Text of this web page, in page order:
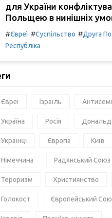
для України
Польщею в нинішніх
#Євреї #Суспільство #Друга
Республіка
Євреї Ізраїль
Україна Росія
Українці Європа Київ
Німеччина Радянський Союз
Тероризм Християнство
Голокост Європейський